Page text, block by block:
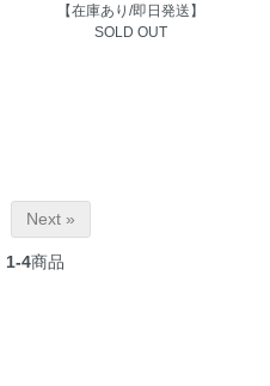
【在庫あり/即日発送】
SOLD OUT
Next »
1-4商品